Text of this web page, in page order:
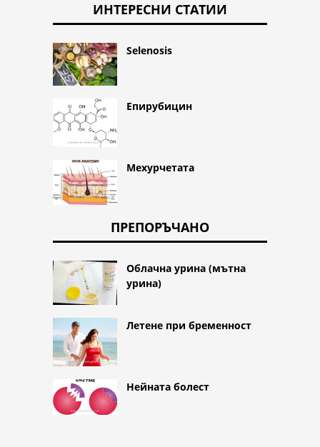
ИНТЕРЕСНИ СТАТИИ
Selenosis
Епирубицин
Мехурчетата
ПРЕПОРЪЧАНО
Облачна урина (мътна
урина)
Летене при бременност
Нейната болест